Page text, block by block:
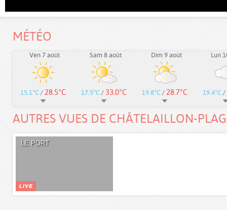
MÉTÉO
Ven 7 août
15.1°C / 28.5°C
Sam 8 août
17.5°C / 33.0°C
Dim 9 août
19.8°C / 28.7°C
Lun
19.4°C /
AUTRES VUES DE CHÂTELAILLON-
LE PORT